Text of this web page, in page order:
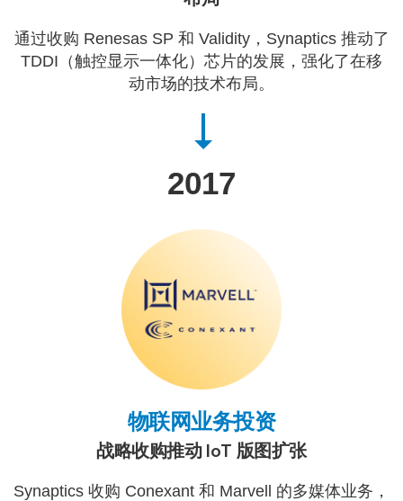
通过收购 Renesas SP 和 Validity，Synaptics 推动了
TDDI（触控显示一体化）芯片的发展，强化了在移
动市场的技术布局。
2017
物联网业务投资
战略收购推动 IoT 版图扩张
Synaptics 收购 Conexant 和 Marvell 的多媒体业务，